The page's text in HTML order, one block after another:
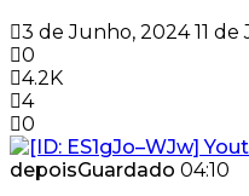
3 de Junho, 2024 11
0
4.2K
4
0
depoisGuardado 04:10